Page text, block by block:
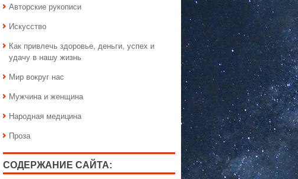
Авторские рукописи
Искусство
Как привлечь здоровье, деньги, успех и
удачу в нашу жизнь
Мир вокруг нас
Мужчина и женщина
Народная медицина
Проза
СОДЕРЖАНИЕ САЙТА: